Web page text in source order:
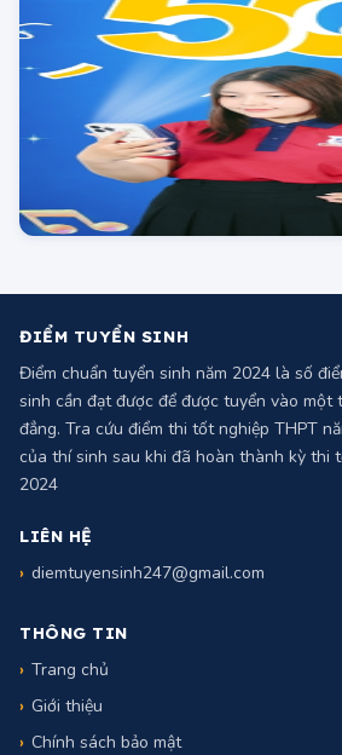
ĐIỂM TUYỂN SINH
Điểm chuẩn tuyển sinh năm 2024 là số
sinh cần đạt được để được tuyển vào một
đẳng. Tra cứu điểm thi tốt nghiệp THPT
2024
LIÊN HỆ
diemtuyensinh247@gmail.com
THÔNG TIN
Trang chủ